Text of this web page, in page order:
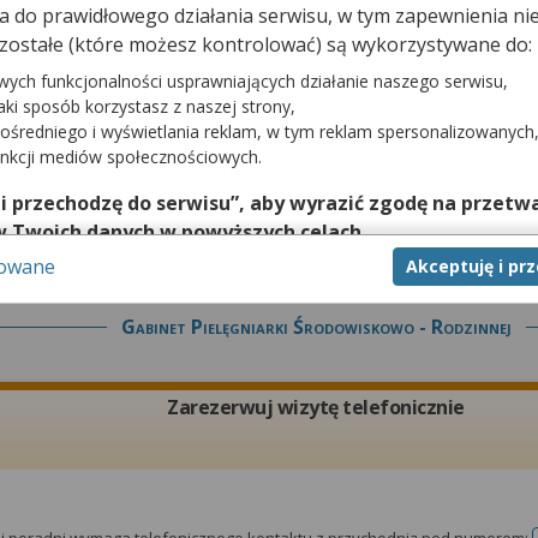
Zarezerwuj wizytę telefonicznie
poradni wymaga telefonicznego kontaktu z przychodnią pod numerem:
Gabinet Pielęgniarki Środowiskowo - Rodzinnej
Zarezerwuj wizytę telefonicznie
do prawidłowego działania serwisu, w tym zapewnienia
(które możesz kontrolować) są wykorzystywane do:
funkcjonalności usprawniających działanie naszego serwisu,
sposób korzystasz z naszej strony,
i wyświetlania reklam, w tym reklam spersonalizowanych,
mediów społecznościowych.
przechodzę do serwisu”, aby wyrazić zgodę na
danych w powyższych celach.
zgody jest dobrowolne, a wyrażoną zgodę możesz w
na przetwarzanie Twoich danych tylko w niektórych
lub chcesz przeprowadzić konfigurację szczegółową, to
temat wykorzystywania narzędzi zewnętrznych w naszym
Akceptuję i